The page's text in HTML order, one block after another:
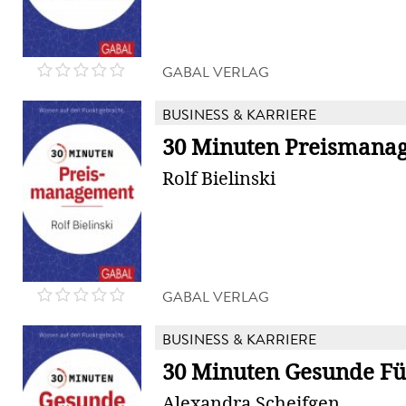
GABAL VERLAG
BUSINESS & KARRIERE
30 Minuten
Rolf Bielinski
GABAL VERLAG
BUSINESS & KARRIERE
30 Minuten Gesunde